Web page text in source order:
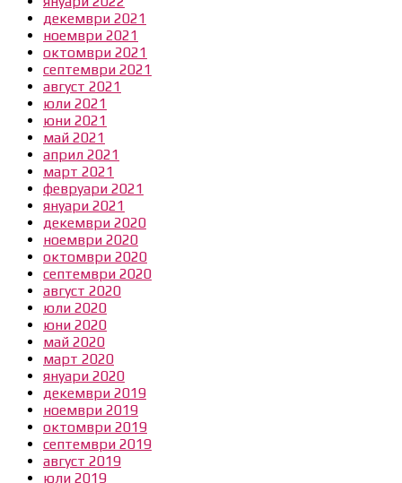
декември 2021
ноември 2021
октомври 2021
септември 2021
август 2021
юли 2021
юни 2021
май 2021
април 2021
март 2021
февруари 2021
януари 2021
декември 2020
ноември 2020
октомври 2020
септември 2020
август 2020
юли 2020
юни 2020
май 2020
март 2020
януари 2020
декември 2019
ноември 2019
октомври 2019
септември 2019
август 2019
юли 2019